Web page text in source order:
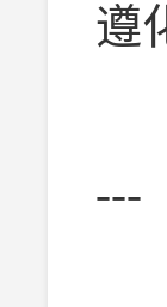
遵
---